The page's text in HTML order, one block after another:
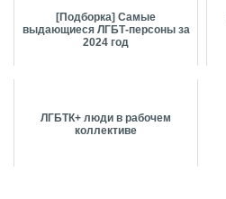
[Подборка] Самые
выдающиеся ЛГБТ-персоны за
2024 год
ЛГБТК+ люди в рабочем
коллективе